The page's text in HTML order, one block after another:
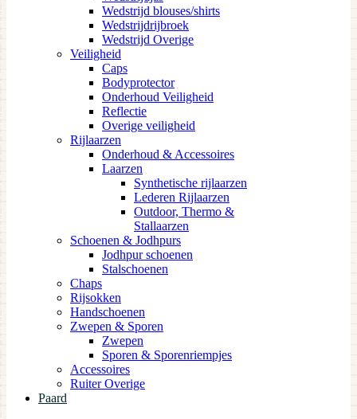
Wedstrijd blouses/shirts
Wedstrijdrijbroek
Wedstrijd Overige
Veiligheid
Caps
Bodyprotector
Onderhoud Veiligheid
Reflectie
Overige veiligheid
Rijlaarzen
Onderhoud & Accessoires
Laarzen
Synthetische rijlaarzen
Lederen Rijlaarzen
Outdoor, Thermo &
Stallaarzen
Schoenen & Jodhpurs
Jodhpur schoenen
Stalschoenen
Chaps
Rijsokken
Handschoenen
Zwepen & Sporen
Zwepen
Sporen & Sporenriempjes
Accessoires
Ruiter Overige
Paard